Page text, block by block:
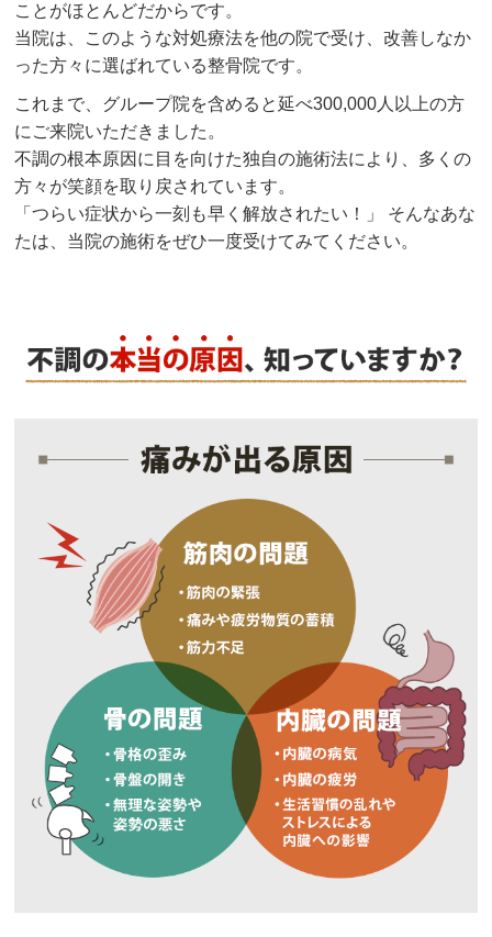
ことがほとんどだからです。
当院は、このような対処療法を他の院で受け、改善しなか
った方々に選ばれている整骨院です。
これまで、グループ院を含めると延べ300,000人以上の方
にご来院いただきました。
不調の根本原因に目を向けた独自の施術法により、多くの
方々が笑顔を取り戻されています。
「つらい症状から一刻も早く解放されたい！」 そんなあな
たは、当院の施術をぜひ一度受けてみてください。